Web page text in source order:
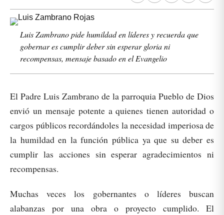
Luis Zambrano pide humildad en líderes y recuerda que
gobernar es cumplir deber sin esperar gloria ni
recompensas, mensaje basado en el Evangelio
El Padre Luis Zambrano de la parroquia Pueblo de Dios
envió un mensaje potente a quienes tienen autoridad o
cargos públicos recordándoles la necesidad imperiosa de
la humildad en la función pública ya que su deber es
cumplir las acciones sin esperar agradecimientos ni
recompensas.
Muchas veces los gobernantes o líderes buscan
alabanzas por una obra o proyecto cumplido. El